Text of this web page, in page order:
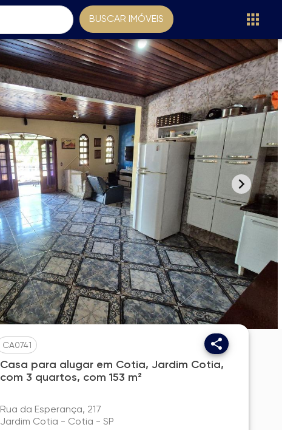
BUSCAR IMÓVEIS
CA0741
Casa para alugar em Cotia, Jardim Cotia,
com 3 quartos, com 153 m²
Rua da Esperança, 217
Jardim Cotia - Cotia - SP